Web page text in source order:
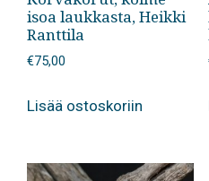
isoa laukkasta, Heikki
Ranttila
€75,00
Lisää ostoskoriin